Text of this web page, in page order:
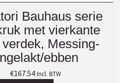
Bauhaus serie
met vierkante
Messing-
ebben
€167.54 Incl. BTW